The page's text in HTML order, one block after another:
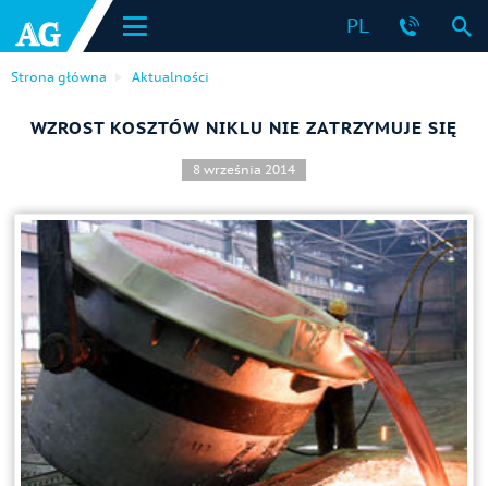
PL
Strona główna Aktualności
WZROST KOSZTÓW NIKLU NIE ZATRZYMUJE SIĘ
8 września 2014